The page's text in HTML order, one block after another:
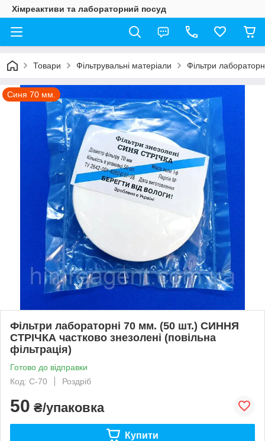
Хімреактиви та лабораторний посуд
Товари Фільтрувальні матеріали Фільтри
Синя 70 мм.
Фільтри лабораторні 70 мм. (50 шт.) СИННЯ
СТРІЧКА частково знезолені (повільна
фільтрація)
Готово до відправки
Код: С-70
Роздріб
50 ₴/упаковка
Купити